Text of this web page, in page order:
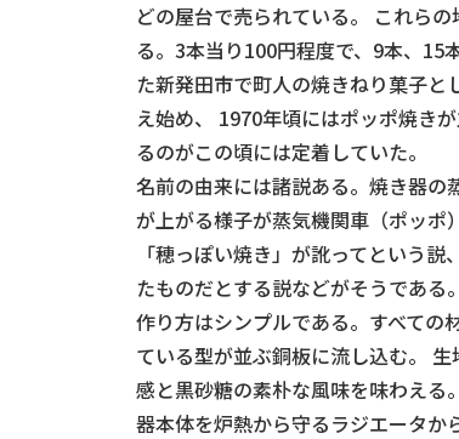
どの屋台で売られている。 これら
る。3本当り100円程度で、9本、15
た新発田市で町人の焼きねり菓子
え始め、 1970年頃にはポッポ焼き
るのがこの頃には定着していた。
名前の由来には諸説ある。焼き器の
が上がる様子が蒸気機関車（ポッポ
「穂っぽい焼き」が訛ってという
たものだとする説などがそうである。
作り方はシンプルである。すべての
ている型が並ぶ銅板に流し込む。
感と黒砂糖の素朴な風味を味わえる
器本体を炉熱から守るラジエータか